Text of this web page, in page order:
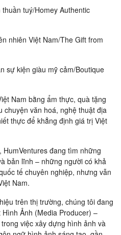
tuý/Homey Authentic
nhiên Việt Nam/The Gift from
sự kiện giàu mỹ cảm/Boutique
Nam bằng ẩm thực, quà tặng
chuyện văn hoá, nghệ thuật địa
thực để khẳng định giá trị Việt
đang tìm những
bản lĩnh – những người có khả
tế chuyên nghiệp, nhưng vẫn
Nam.
trên thị trường, chúng tôi đang
Ảnh (Media Producer) –
việc xây dựng hình ảnh và